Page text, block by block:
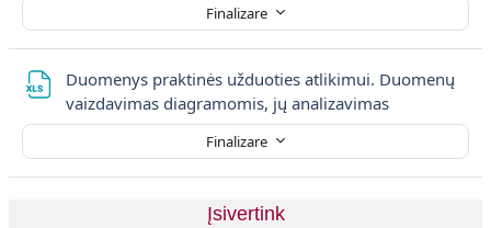
Finalizare
Duomenys praktinės užduoties atlikimui. Duomenų
vaizdavimas diagramomis, jų analizavimas
Finalizare
Įsivertink